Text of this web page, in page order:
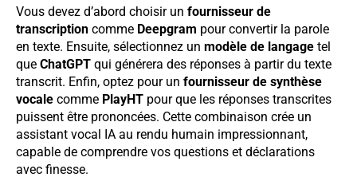
Vous devez d’abord choisir un fournisseur de
transcription comme Deepgram pour convertir la parole
en texte. Ensuite, sélectionnez un modèle de langage tel
que ChatGPT qui générera des réponses à partir du texte
transcrit. Enfin, optez pour un fournisseur de synthèse
vocale comme PlayHT pour que les réponses transcrites
puissent être prononcées. Cette combinaison crée un
assistant vocal IA au rendu humain impressionnant,
capable de comprendre vos questions et déclarations
avec finesse.